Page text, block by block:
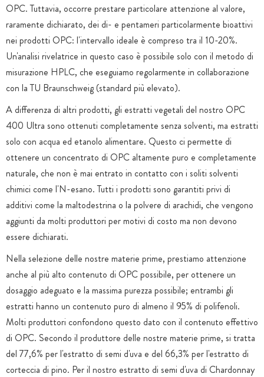
OPC. Tuttavia, occorre prestare particolare attenzione al valore,
raramente dichiarato, dei di- e pentameri particolarmente bioattivi
nei prodotti OPC: l'intervallo ideale è compreso tra il 10-20%.
Un'analisi rivelatrice in questo caso è possibile solo con il metodo di
misurazione HPLC, che eseguiamo regolarmente in collaborazione
con la TU Braunschweig (standard più elevato).
A differenza di altri prodotti, gli estratti vegetali del nostro OPC
400 Ultra sono ottenuti completamente senza solventi, ma estratti
solo con acqua ed etanolo alimentare. Questo ci permette di
ottenere un concentrato di OPC altamente puro e completamente
naturale, che non è mai entrato in contatto con i soliti solventi
chimici come l'N-esano. Tutti i prodotti sono garantiti privi di
additivi come la maltodestrina o la polvere di arachidi, che vengono
aggiunti da molti produttori per motivi di costo ma non devono
essere dichiarati.
Nella selezione delle nostre materie prime, prestiamo attenzione
anche al più alto contenuto di OPC possibile, per ottenere un
dosaggio adeguato e la massima purezza possibile; entrambi gli
estratti hanno un contenuto puro di almeno il 95% di polifenoli.
Molti produttori confondono questo dato con il contenuto effettivo
di OPC. Secondo il produttore delle nostre materie prime, si tratta
del 77,6% per l'estratto di semi d'uva e del 66,3% per l'estratto di
corteccia di pino. Per il nostro estratto di semi d'uva di Chardonnay